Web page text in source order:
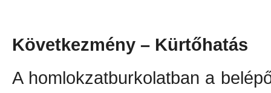
Következmény – Kürtőhatás
A homlokzatburkolatban a